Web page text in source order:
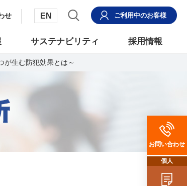
せ EN ご利用中のお客様
サステナビリティ 採用情報
が生む防犯効果とは～
お問い合わせ
個人